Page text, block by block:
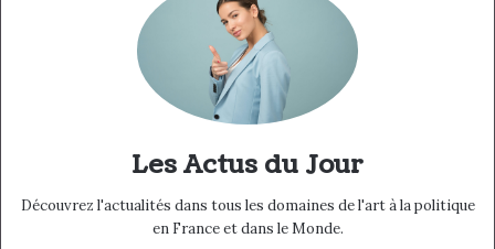
Les Actus du Jour
Découvrez l'actualités dans tous les domaines de l'art à la politique
en France et dans le Monde.